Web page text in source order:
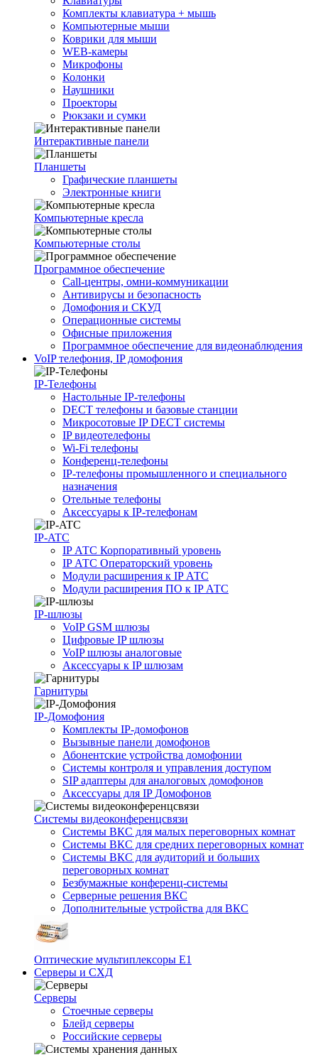
Комплекты клавиатура + мышь
Компьютерные мыши
Коврики для мыши
WEB-камеры
Микрофоны
Колонки
Наушники
Проекторы
Рюкзаки и сумки
Интерактивные панели
Планшеты
Графические планшеты
Электронные книги
Компьютерные кресла
Компьютерные столы
Программное обеспечение
Call-центры, омни-коммуникации
Антивирусы и безопасность
Домофония и СКУД
Операционные системы
Офисные приложения
Программное обеспечение для видеонаблюдения
VoIP телефония, IP домофония
IP-Телефоны
Настольные IP-телефоны
DECT телефоны и базовые станции
Микросотовые IP DECT системы
IP видеотелефоны
Wi-Fi телефоны
Конференц-телефоны
IP-телефоны промышленного и специального
назначения
Отельные телефоны
Аксессуары к IP-телефонам
IP-ATC
IP АТС Корпоративный уровень
IP АТС Операторский уровень
Модули расширения к IP АТС
Модули расширения ПО к IP АТС
IP-шлюзы
VoIP GSM шлюзы
Цифровые IP шлюзы
VoIP шлюзы аналоговые
Аксессуары к IP шлюзам
Гарнитуры
IP-Домофония
Комплекты IP-домофонов
Вызывные панели домофонов
Абонентские устройства домофонии
Системы контроля и управления доступом
SIP адаптеры для аналоговых домофонов
Аксессуары для IP Домофонов
Системы видеоконференцсвязи
Системы ВКС для малых переговорных комнат
Системы ВКС для средних переговорных комнат
Системы ВКС для аудиторий и больших
переговорных комнат
Безбумажные конференц-системы
Серверные решения ВКС
Дополнительные устройства для ВКС
Оптические мультиплексоры Е1
Серверы и СХД
Серверы
Стоечные серверы
Блейд серверы
Российские серверы